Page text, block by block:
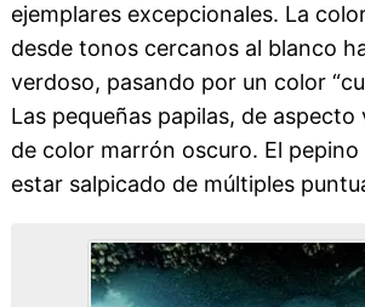
ejemplares excepcionales. La
desde tonos cercanos al blanco
verdoso, pasando por un color
Las pequeñas papilas, de
de color marrón oscuro. El
estar salpicado de múltiples